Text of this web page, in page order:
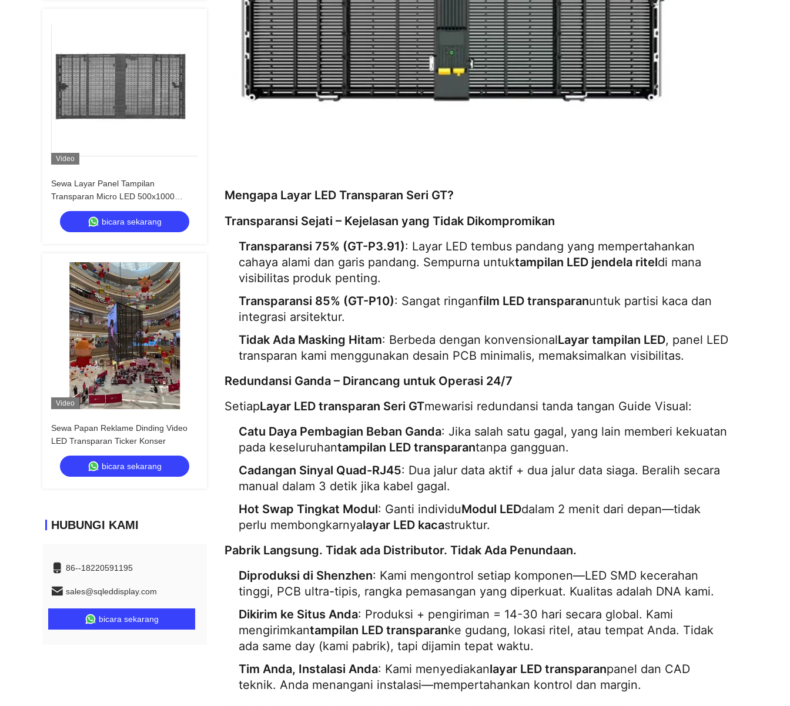
Video
Sewa Layar Panel Tampilan
Transparan Micro LED 500x1000
Kustom Kunci Cepat
bicara sekarang
Video
Sewa Papan Reklame Dinding Video
LED Transparan Ticker Konser
bicara sekarang
HUBUNGI KAMI
86--18220591195
sales@sqleddisplay.com
bicara sekarang
Mengapa Layar LED Transparan Seri GT?
Transparansi Sejati – Kejelasan yang Tidak Dikompromikan
Transparansi 75% (GT-P3.91): Layar LED tembus pandang yang mempertahankan
cahaya alami dan garis pandang. Sempurna untuktampilan LED jendela riteldi mana
visibilitas produk penting.
Transparansi 85% (GT-P10): Sangat ringanfilm LED transparanuntuk partisi kaca dan
integrasi arsitektur.
Tidak Ada Masking Hitam: Berbeda dengan konvensionalLayar tampilan LED, panel LED
transparan kami menggunakan desain PCB minimalis, memaksimalkan visibilitas.
Redundansi Ganda – Dirancang untuk Operasi 24/7
SetiapLayar LED transparan Seri GTmewarisi redundansi tanda tangan Guide Visual:
Catu Daya Pembagian Beban Ganda: Jika salah satu gagal, yang lain memberi kekuatan
pada keseluruhantampilan LED transparantanpa gangguan.
Cadangan Sinyal Quad-RJ45: Dua jalur data aktif + dua jalur data siaga. Beralih secara
manual dalam 3 detik jika kabel gagal.
Hot Swap Tingkat Modul: Ganti individuModul LEDdalam 2 menit dari depan—tidak
perlu membongkarnyalayar LED kacastruktur.
Pabrik Langsung. Tidak ada Distributor. Tidak Ada Penundaan.
Diproduksi di Shenzhen: Kami mengontrol setiap komponen—LED SMD kecerahan
tinggi, PCB ultra-tipis, rangka pemasangan yang diperkuat. Kualitas adalah DNA kami.
Dikirim ke Situs Anda: Produksi + pengiriman = 14-30 hari secara global. Kami
mengirimkantampilan LED transparanke gudang, lokasi ritel, atau tempat Anda. Tidak
ada same day (kami pabrik), tapi dijamin tepat waktu.
Tim Anda, Instalasi Anda: Kami menyediakanlayar LED transparanpanel dan CAD
teknik. Anda menangani instalasi—mempertahankan kontrol dan margin.